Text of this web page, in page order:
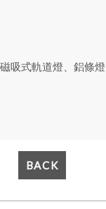
吸式軌道燈、鋁條燈
BACK